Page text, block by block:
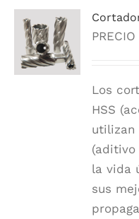
PRECIO
Los
HSS
utilizan
(aditivo
la vida
sus